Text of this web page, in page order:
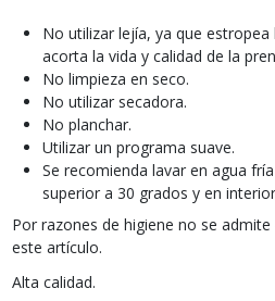
No utilizar lejía, ya que
acorta la vida y calidad de la
No limpieza en seco.
No utilizar secadora.
No planchar.
Utilizar un programa suave.
Se recomienda lavar en agua
superior a 30 grados y en
Por razones de higiene no se
este artículo.
Alta calidad.